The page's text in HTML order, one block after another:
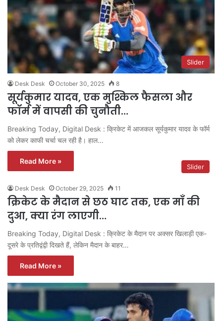
Slider
Desk Desk October 30, 2025 8
सूर्यकुमार यादव, एक मुश्किल फैसला और
फॉर्म में वापसी की चुनौती…
Breaking Today, Digital Desk : क्रिकेट में आजकल सूर्यकुमार यादव के फॉर्म
को लेकर काफी चर्चा चल रही है। हाल…
Read More »
Slider
Desk Desk October 29, 2025 11
क्रिकेट के मैदान से छठ घाट तक, एक माँ की
दुआ, क्या रंग लाएगी…
Breaking Today, Digital Desk : क्रिकेट के मैदान पर अक्सर खिलाड़ी एक-
दूसरे के प्रतिद्वंद्वी दिखते हैं, लेकिन मैदान के बाहर…
Read More »